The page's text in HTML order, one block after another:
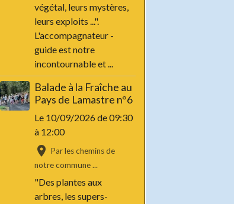
végétal, leurs mystères,
leurs exploits ...".
L'accompagnateur -
guide est notre
incontournable et ...
Balade à la Fraîche au
Pays de Lamastre n°6
Le 10/09/2026de 09:30
à 12:00
Par les chemins de
notre commune ...
"Des plantes aux
arbres, les supers-